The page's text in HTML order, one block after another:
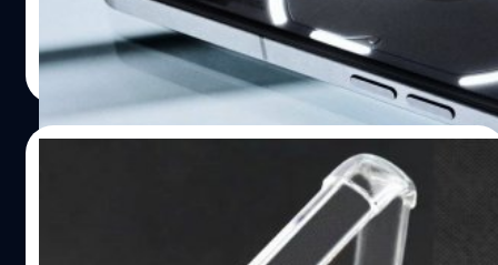
ปรีดี ฤกษ์วลีกุล| 962 days ago
Read More
หลุดเคส TPU ของ Nothing Phone (2) ก่อน